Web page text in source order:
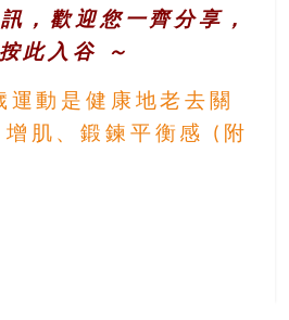
，歡迎您一齊分享，
按此入谷 ～
運動是健康地老去關
肌、鍛鍊平衡感 (附